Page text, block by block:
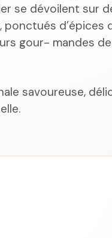
se dévoilent sur
ponctués d’épices
gour- mandes
savoureuse,